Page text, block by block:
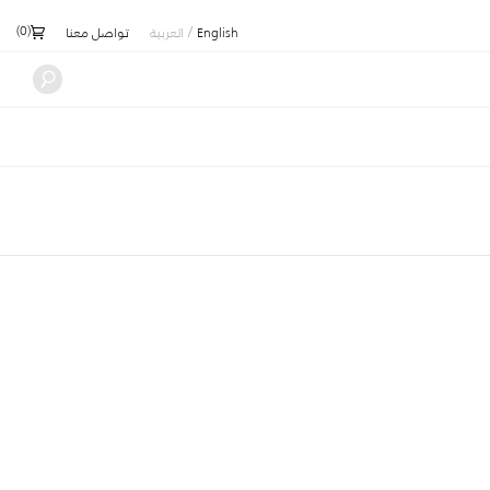
English
/ العربية تواصل معنا (
0
)